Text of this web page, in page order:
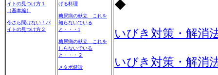
イトの見つけ方１
（基本編）
今さら聞けない！バ
イトの見つけ方２
げる料理
糖尿病の献立 これを
知らないでいる
と・・・1
糖尿病の献立 これを
しらないでいる
と・・・２
メタボ健診
◆
いびき対策・解消
いびき対策・解消